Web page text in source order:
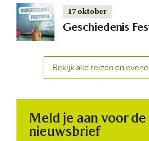
17 oktober
Geschiedenis
Bekijk alle reizen en
Meld je aan voor de
nieuwsbrief